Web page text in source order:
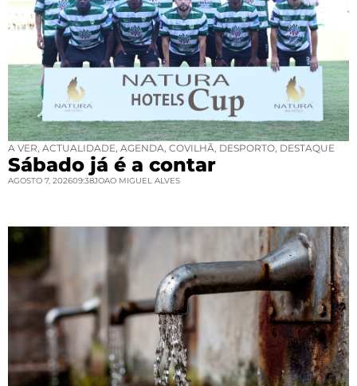
A VER, ACTUALIDADE, AGENDA, COVILHÃ, DESPORTO, DESTAQUE
Sábado já é a contar
AGOSTO 7, 202609:38JOAO MIGUEL ALVES